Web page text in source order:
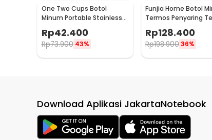
One Two Cups Botol
Minum Portable Stainless
Steel 500ml - YM006
Rp42.400
Rp73.900 43%
Funjia Home Botol
Termos Penyaring
Infuser 520ml
Rp128.400
Rp198.90036%
Download Aplikasi JakartaNotebook